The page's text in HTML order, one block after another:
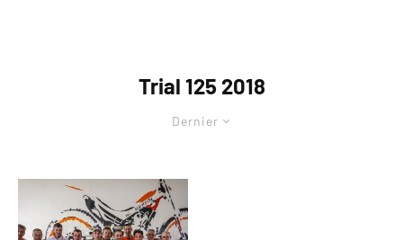
Trial 125 2018
Dernier